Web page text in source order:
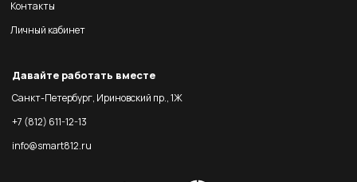
Контакты
Личный кабинет
Давайте работать вместе
Санкт-Петербург, Ириновский пр., 1Ж
+7 (812) 611-12-13
info@smart812.ru